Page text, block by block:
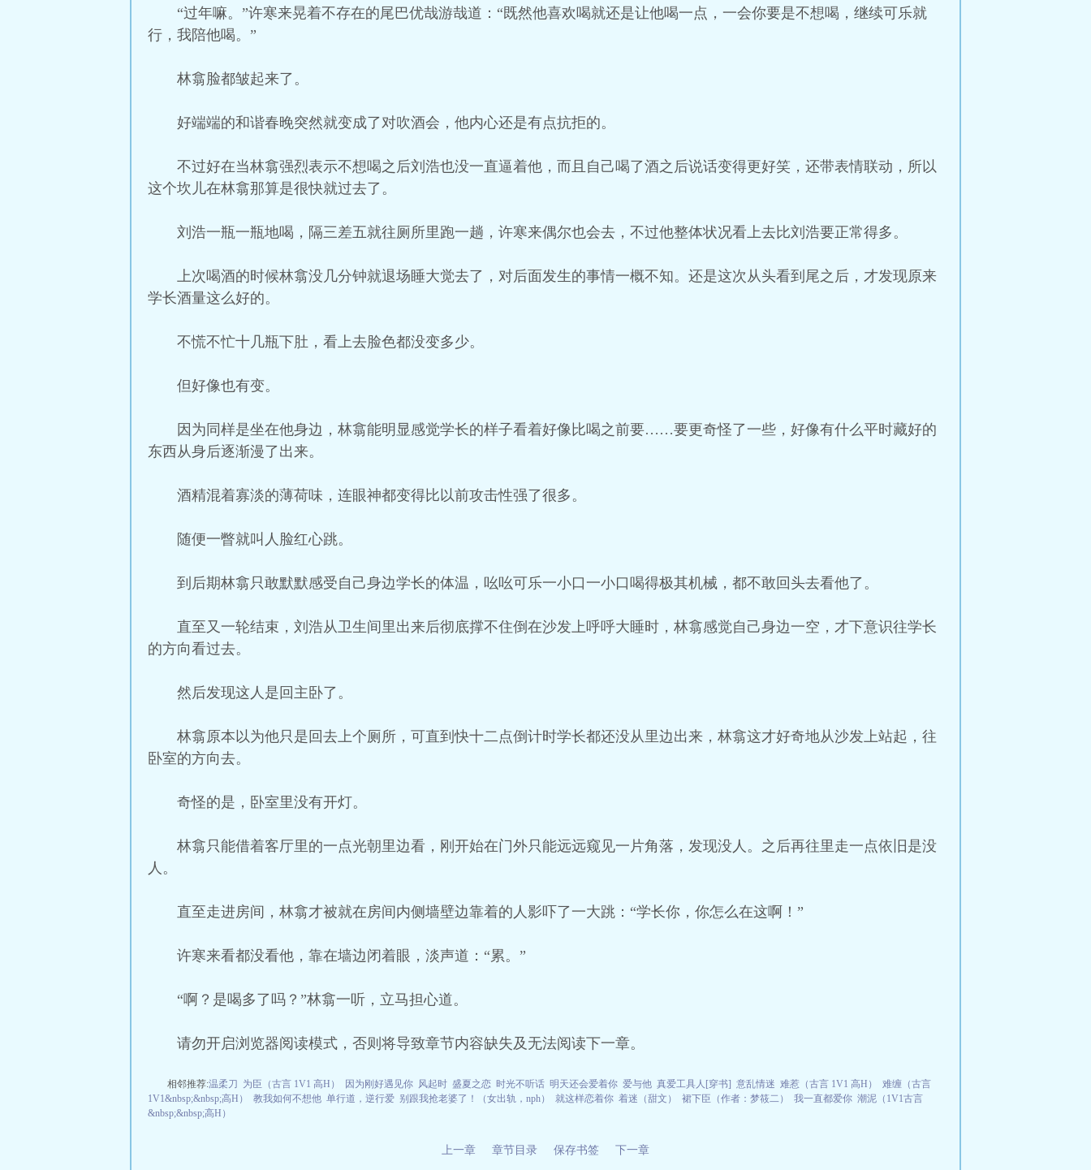
“过年嘛。”许寒来晃着不存在的尾巴优哉游哉道：“既然他喜欢喝就还是让他喝一点，一会你要是不想喝，继续可乐就
行，我陪他喝。”
林翕脸都皱起来了。
好端端的和谐春晚突然就变成了对吹酒会，他内心还是有点抗拒的。
不过好在当林翕强烈表示不想喝之后刘浩也没一直逼着他，而且自己喝了酒之后说话变得更好笑，还带表情联动，所以
这个坎儿在林翕那算是很快就过去了。
刘浩一瓶一瓶地喝，隔三差五就往厕所里跑一趟，许寒来偶尔也会去，不过他整体状况看上去比刘浩要正常得多。
上次喝酒的时候林翕没几分钟就退场睡大觉去了，对后面发生的事情一概不知。还是这次从头看到尾之后，才发现原来
学长酒量这么好的。
不慌不忙十几瓶下肚，看上去脸色都没变多少。
但好像也有变。
因为同样是坐在他身边，林翕能明显感觉学长的样子看着好像比喝之前要……要更奇怪了一些，好像有什么平时藏好的
东西从身后逐渐漫了出来。
酒精混着寡淡的薄荷味，连眼神都变得比以前攻击性强了很多。
随便一瞥就叫人脸红心跳。
到后期林翕只敢默默感受自己身边学长的体温，吆吆可乐一小口一小口喝得极其机械，都不敢回头去看他了。
直至又一轮结束，刘浩从卫生间里出来后彻底撑不住倒在沙发上呼呼大睡时，林翕感觉自己身边一空，才下意识往学长
的方向看过去。
然后发现这人是回主卧了。
林翕原本以为他只是回去上个厕所，可直到快十二点倒计时学长都还没从里边出来，林翕这才好奇地从沙发上站起，往
卧室的方向去。
奇怪的是，卧室里没有开灯。
林翕只能借着客厅里的一点光朝里边看，刚开始在门外只能远远窥见一片角落，发现没人。之后再往里走一点依旧是没
人。
直至走进房间，林翕才被就在房间内侧墙壁边靠着的人影吓了一大跳：“学长你，你怎么在这啊！”
许寒来看都没看他，靠在墙边闭着眼，淡声道：“累。”
“啊？是喝多了吗？”林翕一听，立马担心道。
请勿开启浏览器阅读模式，否则将导致章节内容缺失及无法阅读下一章。
相邻推荐:温柔刀 为臣（古言 1V1 高H） 因为刚好遇见你 风起时 盛夏之恋 时光不听话 明天还会爱着你 爱与他 真爱工具人[穿书] 意乱情迷 难惹（古言 1V1 高H）
难缠（古言
1V1&nbsp;&nbsp;高H）
教我如何不想他 单行道，逆行爱 别跟我抢老婆了！（女出轨，nph） 就这样恋着你 着迷（甜文） 裙下臣（作者：梦筱二） 我一直都爱你 潮泥（1V1古言
&nbsp;&nbsp;高H）
上一章 章节目录 保存书签 下一章